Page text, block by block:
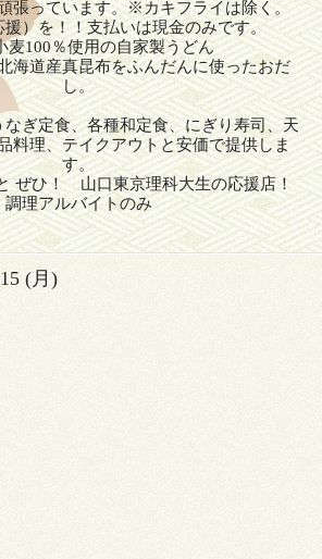
張っています。※カキフライは除く。
援）を！！支払いは現金のみです。
麦100％使用の自家製うどん
海道産真昆布をふんだんに使ったおだ
し。
ぎ定食、各種和定食、にぎり寿司、天
料理、テイクアウトと安価で提供しま
す。
ぜひ！ 山口東京理科大生の応援店！
調理アルバイトのみ
(月)